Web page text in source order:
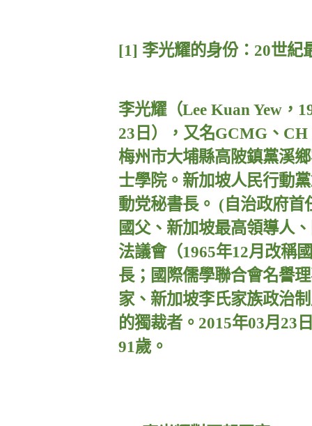
[1] 李光耀的身份： 20世紀
李光耀（Lee Kuan Yew ，
23 日），又名GCMG 、 CH
梅州市大埔縣高陂鎮黨溪
士學院。新加坡人民行動
動党秘書長。 ( 自治政府首
國父、新加坡最高領導人
法議會（1965年12月改稱
長；國際儒學聯合會名譽
家、新加坡李氏家族政治
的獨裁者。 2015年03月 23
91歲。